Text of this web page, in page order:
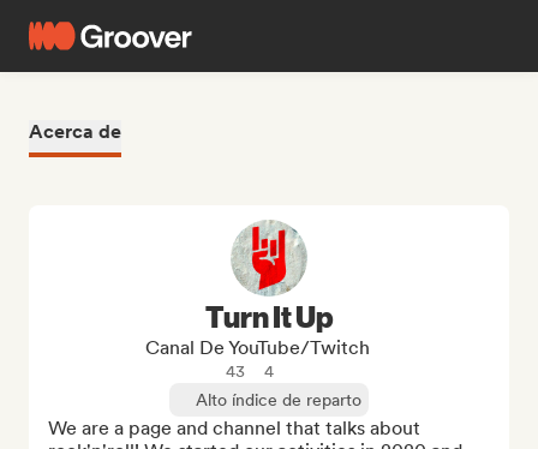
Acerca de
Turn It Up
Canal De YouTube/Twitch
43
4
Alto índice de reparto
We are a page and channel that talks about